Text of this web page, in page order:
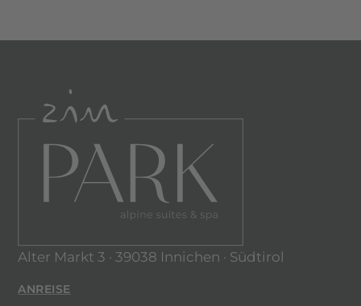
Alter Markt 3 · 39038 Innichen · Südtirol
ANREISE